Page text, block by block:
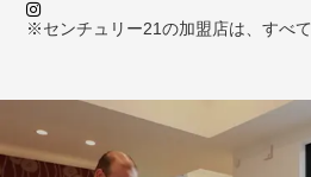
※センチュリー21の加盟店は、すべて